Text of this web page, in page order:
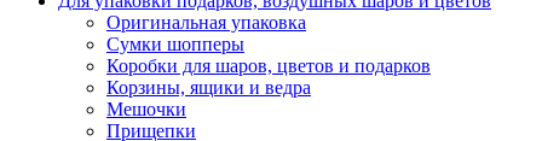
Оригинальная упаковка
Сумки шопперы
Коробки для шаров, цветов и подарков
Корзины, ящики и ведра
Мешочки
Прищепки